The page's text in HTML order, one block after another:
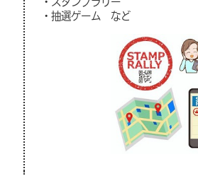
・抽選ゲーム など